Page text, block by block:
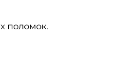
поломок.